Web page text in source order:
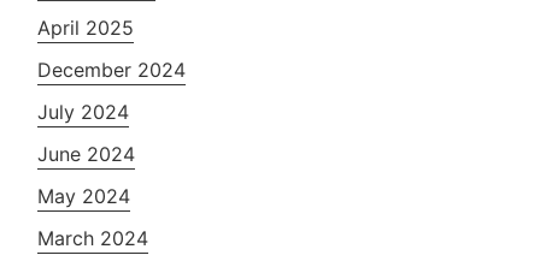
April 2025
December 2024
July 2024
June 2024
May 2024
March 2024